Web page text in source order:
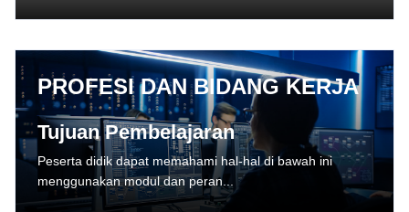
PROFESI DAN BIDANG KERJA
Tujuan Pembelajaran
Peserta didik dapat memahami hal-hal di bawah ini
menggunakan modul dan peran...